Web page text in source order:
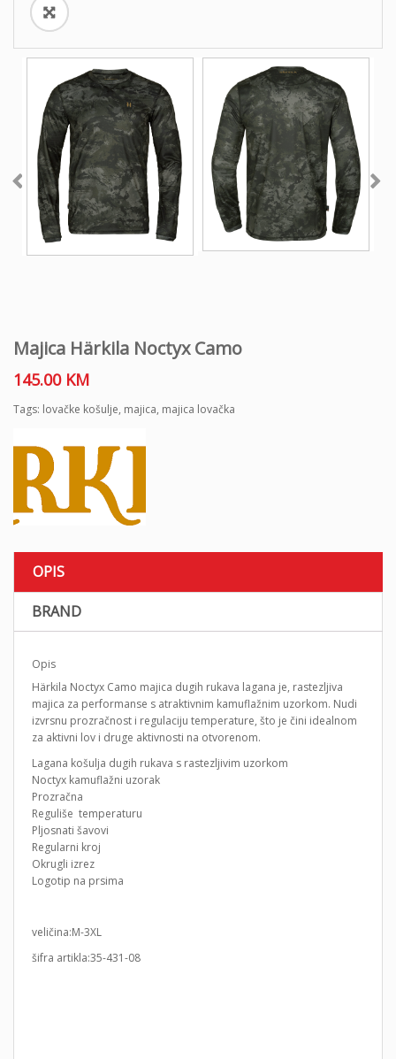
Majica Härkila Noctyx Camo
145.00 KM
Tags: lovačke košulje, majica, majica lovačka
OPIS
BRAND
Opis
Härkila Noctyx Camo majica dugih rukava lagana je, rastezljiva
majica za performanse s atraktivnim kamuflažnim uzorkom. Nudi
izvrsnu prozračnost i regulaciju temperature, što je čini idealnom
za aktivni lov i druge aktivnosti na otvorenom.
Lagana košulja dugih rukava s rastezljivim uzorkom
Noctyx kamuflažni uzorak
Prozračna
Reguliše temperaturu
Pljosnati šavovi
Regularni kroj
Okrugli izrez
Logotip na prsima
veličina:M-3XL
šifra artikla:35-431-08